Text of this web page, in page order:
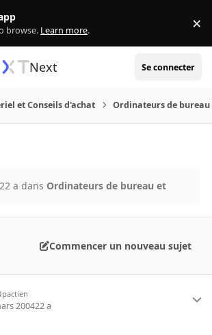
browse. Learn more. ×
Next Se connecter
et Conseils d'achat Ordinateurs de bureau
22 a dans Ordinateurs de bureau et
Commencer un nouveau sujet
200422 a